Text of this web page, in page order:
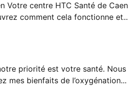
Votre centre HTC Santé de
comment cela fonctionne et...
priorité est votre santé.
mes bienfaits de l’oxygénation...